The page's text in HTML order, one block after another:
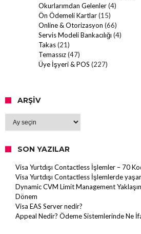
Okurlarımdan Gelenler(4)
Ön Ödemeli Kartlar(15)
Online & Otorizasyon (66)
Servis Modeli Bankacılığı (4)
Takas(21)
Temassız(47)
Üye İşyeri & POS (227)
ARŞIV
Arşiv
SON YAZILAR
Visa Yurtdışı Contactless İşlemler – 70
Visa Yurtdışı Contactless İşlemlerde
Dynamic CVM Limit Management
Dönem
Visa EAS Server nedir?
Appeal Nedir? Ödeme Sistemlerinde Ne